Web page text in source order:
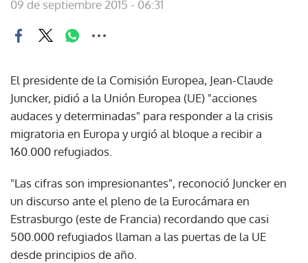
09 de septiembre 2015 - 06:31
El presidente de la Comisión Europea, Jean-Claude
Juncker, pidió a la Unión Europea (UE) "acciones
audaces y determinadas" para responder a la crisis
migratoria en Europa y urgió al bloque a recibir a
160.000 refugiados.
"Las cifras son impresionantes", reconoció Juncker en
un discurso ante el pleno de la Eurocámara en
Estrasburgo (este de Francia) recordando que casi
500.000 refugiados llaman a las puertas de la UE
desde principios de año.